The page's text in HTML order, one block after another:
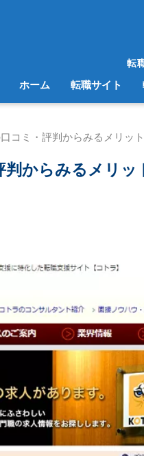
転
ホーム 転職サイト
コミ・評判からみるメリッ
判からみるメリ